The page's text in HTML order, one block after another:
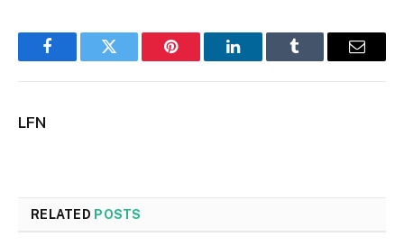
FacebookTwitter Pinterest LinkedInTumblr Email
LFN
RELATED POSTS